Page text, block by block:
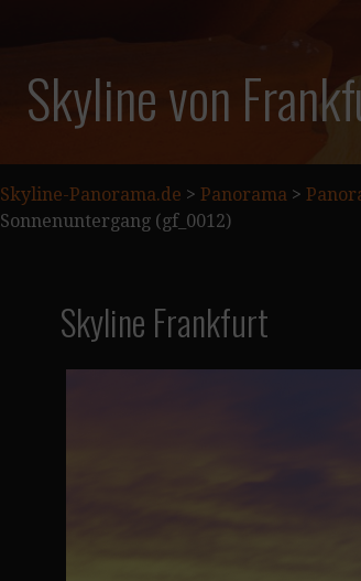
Skyline von
Skyline-Panorama.de > Panorama >
Sonnenuntergang (gf_0012)
Skyline Frankfurt